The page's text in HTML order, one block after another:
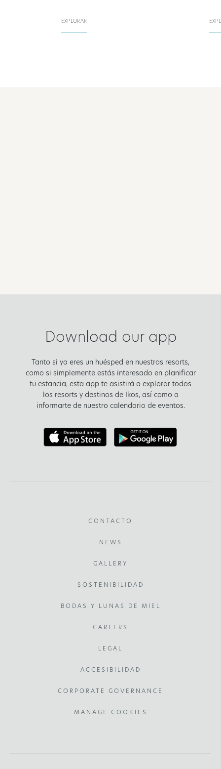
EXPLORAR
Download our app
Tanto si ya eres un huésped en nuestros resorts,
como si simplemente estás interesado en planificar
tu estancia, esta app te asistirá a explorar todos
los resorts y destinos de Ikos, así como a
informarte de nuestro calendario de eventos.
CONTACTO
NEWS
GALLERY
SOSTENIBILIDAD
BODAS Y LUNAS DE MIEL
CAREERS
LEGAL
ACCESIBILIDAD
CORPORATE GOVERNANCE
MANAGE COOKIES